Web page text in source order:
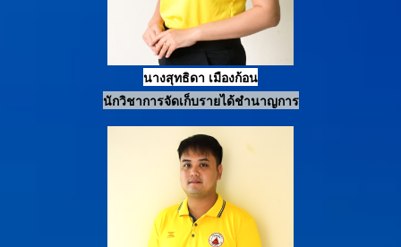
นางสุทธิดา เมืองก้อน
นักวิชาการจัดเก็บรายได้ชำนาญการ